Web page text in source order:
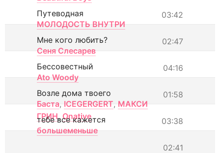
03:42
Путеводная
МОЛОДОСТЬ ВНУТРИ
02:47
Мне кого любить?
Сеня Слесарев
04:16
Бессовестный
Ato Woody
01:58
Возле дома твоего
Баста, ICEGERGERT, МАКСИ
ГРИН, Onative 03:38
тебе все кажется
большеменьше
02:41